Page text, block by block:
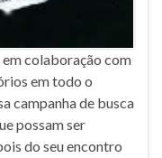
colaboração com
em todo o
campanha de busca
possam ser
do seu encontro